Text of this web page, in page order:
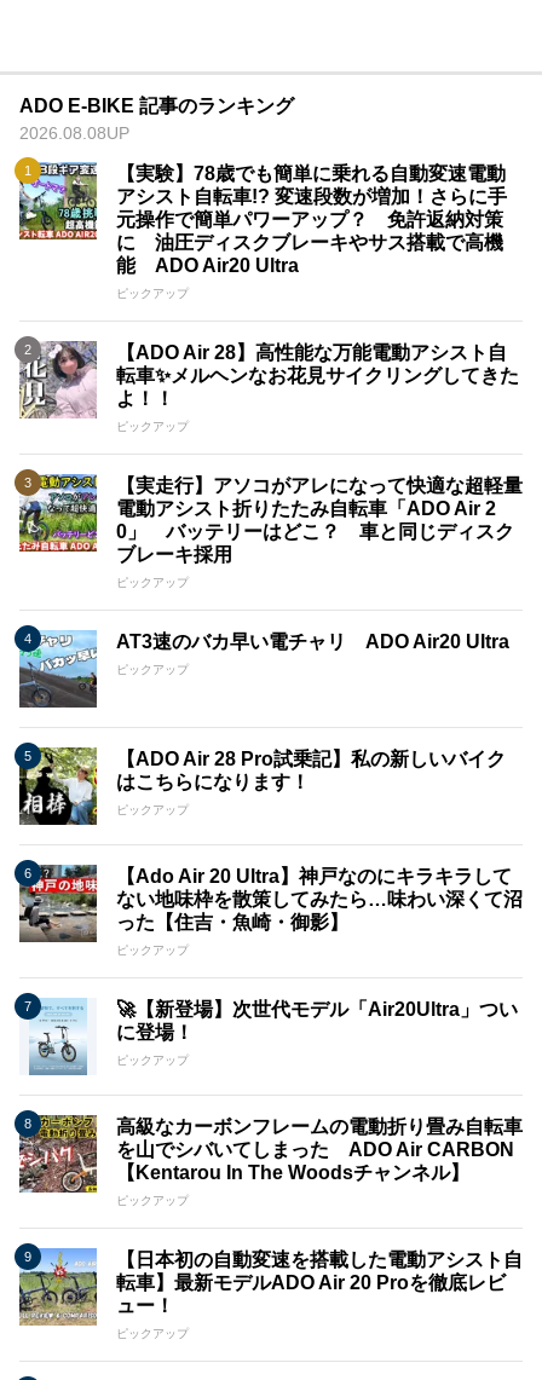
くの競争相手よりも優位を保っています。ADOはこれまでの実
績を元に、革新的な技術と高品質な製品により市場での地位を
確立しています。
・独自のブランド哲学：ADOはECOな環境を重視し、その価
値観を製品に反映させています。 私たちは持続可能な製造プ
ロセスと素材の選定に努め、環境にやさしいアプローチを追求
しています。
・自信をもって挑む品質：ADOは若いブランドでありながら、
電動アシスト自転車の品質について自信を持っています。 競
争相手に負けない高品質な製品を提供することをお約束いたし
ます。
ADO電動アシスト自転車は、常に進化し続ける市場で、革新的
な製品と共にお客様の期待に応えることをお約束いたします。
私たちは将来のモビリティにおいて積極的な役割を果たし、お
客様に価値あるライフスタイルを提供してまいります。
ADO E-BIKE 記事のランキング
2026.08.08UP
【実験】78歳でも簡単に乗れる自動変速電動
アシスト自転車!? 変速段数が増加！さらに手
元操作で簡単パワーアップ？ 免許返納対策
に 油圧ディスクブレーキやサス搭載で高機
能 ADO Air20 Ultra
ピックアップ
【ADO Air 28】高性能な万能電動アシスト自
転車✨メルヘンなお花見サイクリングしてきた
よ！！
ピックアップ
【実走行】アソコがアレになって快適な超軽量
電動アシスト折りたたみ自転車「ADO Air 2
0」 バッテリーはどこ？ 車と同じディスク
ブレーキ採用
ピックアップ
AT3速のバカ早い電チャリ ADO Air20 Ultra
ピックアップ
【ADO Air 28 Pro試乗記】私の新しいバイク
はこちらになります！
ピックアップ
【Ado Air 20 Ultra】神戸なのにキラキラして
ない地味枠を散策してみたら…味わい深くて沼
った【住吉・魚崎・御影】
ピックアップ
🚀【新登場】次世代モデル「Air20Ultra」つい
に登場！
ピックアップ
高級なカーボンフレームの電動折り畳み自転車
を山でシバいてしまった ADO Air CARBON
【Kentarou In The Woodsチャンネル】
ピックアップ
【日本初の自動変速を搭載した電動アシスト自
転車】最新モデルADO Air 20 Proを徹底レビ
ュー！
ピックアップ